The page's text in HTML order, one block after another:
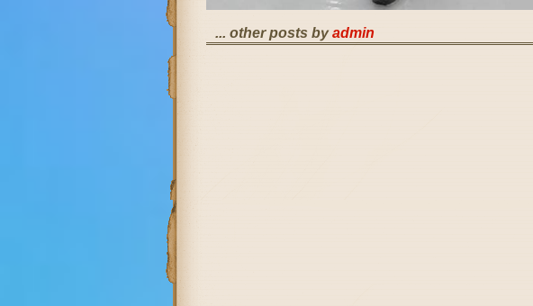
... other posts byadmin